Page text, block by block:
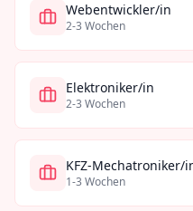
Webentwickler/in
2-3 Wochen
Elektroniker/in
2-3 Wochen
KFZ-Mechatroniker/
1-3 Wochen